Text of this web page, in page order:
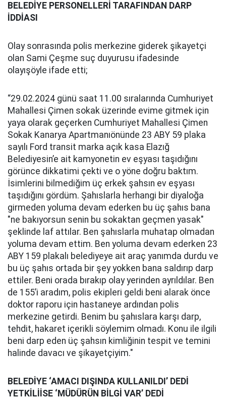
BELEDİYE PERSONELLERİ TARAFINDAN DARP
İDDİASI
Olay sonrasında polis merkezine giderek şikayetçi
olan Sami Çeşme suç duyurusu ifadesinde
olayışöyle ifade etti;
“29.02.2024 günü saat 11.00 sıralarında Cumhuriyet
Mahallesi Çimen sokak üzerinde evime gitmek için
yaya olarak geçerken Cumhuriyet Mahallesi Çimen
Sokak Kanarya Apartmanıönünde 23 ABY 59 plaka
sayılı Ford transit marka açık kasa Elazığ
Belediyesin’e ait kamyonetin ev eşyası taşıdığını
görünce dikkatimi çekti ve o yöne doğru baktım.
İsimlerini bilmediğim üç erkek şahsın ev eşyası
taşıdığını gördüm. Şahıslarla herhangi bir diyaloğa
girmeden yoluma devam ederken bu üç şahıs bana
"ne bakıyorsun senin bu sokaktan geçmen yasak"
şeklinde laf attılar. Ben şahıslarla muhatap olmadan
yoluma devam ettim. Ben yoluma devam ederken 23
ABY 159 plakalı belediyeye ait araç yanımda durdu ve
bu üç şahıs ortada bir şey yokken bana saldırıp darp
ettiler. Beni orada bırakıp olay yerinden ayrıldılar. Ben
de 155’i aradım, polis ekipleri geldi beni alarak önce
doktor raporu için hastaneye ardından polis
merkezine getirdi. Benim bu şahıslara karşı darp,
tehdit, hakaret içerikli söylemim olmadı. Konu ile ilgili
beni darp eden üç şahsın kimliğinin tespit ve temini
halinde davacı ve şikayetçiyim."
BELEDİYE ‘AMACI DIŞINDA KULLANILDI’ DEDİ
YETKİLİİSE ‘MÜDÜRÜN BİLGİ VAR’ DEDİ